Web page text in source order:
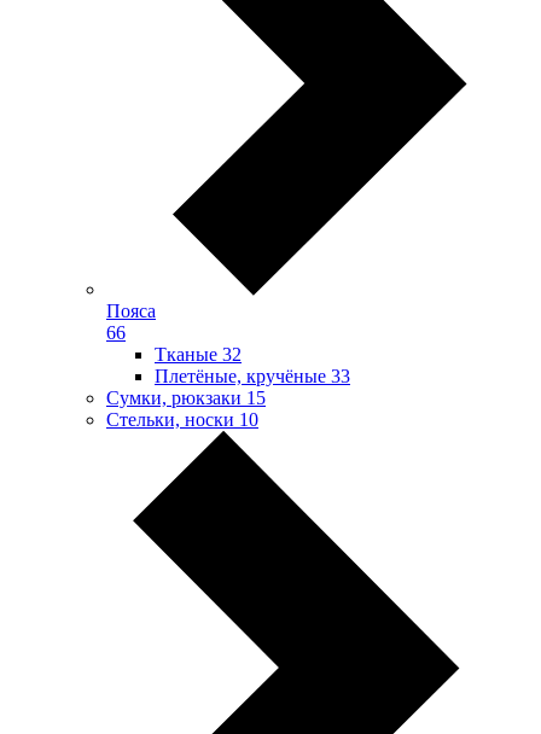
Пояса
66
Тканые 32
Плетёные, кручёные 33
Сумки, рюкзаки 15
Стельки, носки 10